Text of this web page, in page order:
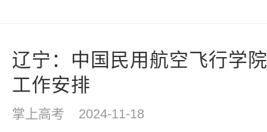
辽宁：中国民用航空飞行学
工作安排
掌上高考 2024-11-18